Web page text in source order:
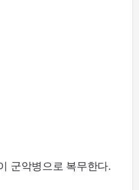
군악병으로 복무한다.